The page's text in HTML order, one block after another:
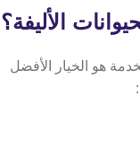
الأليفة؟
هو الخيار الأفضل
: